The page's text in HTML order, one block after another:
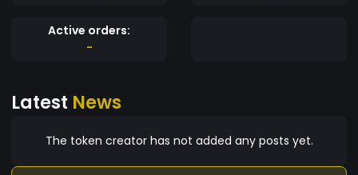
tussen mijn sleutelbenen. Dan willen we in
zelfexpressie en contradepressie en een anti
te strak. Het gesprek valt vlak. En ik hoor je wel.
meemaak zonder je. Net zo goed met je. Maar
Active orders:
-
Latest News
The token creator has not added any posts yet.